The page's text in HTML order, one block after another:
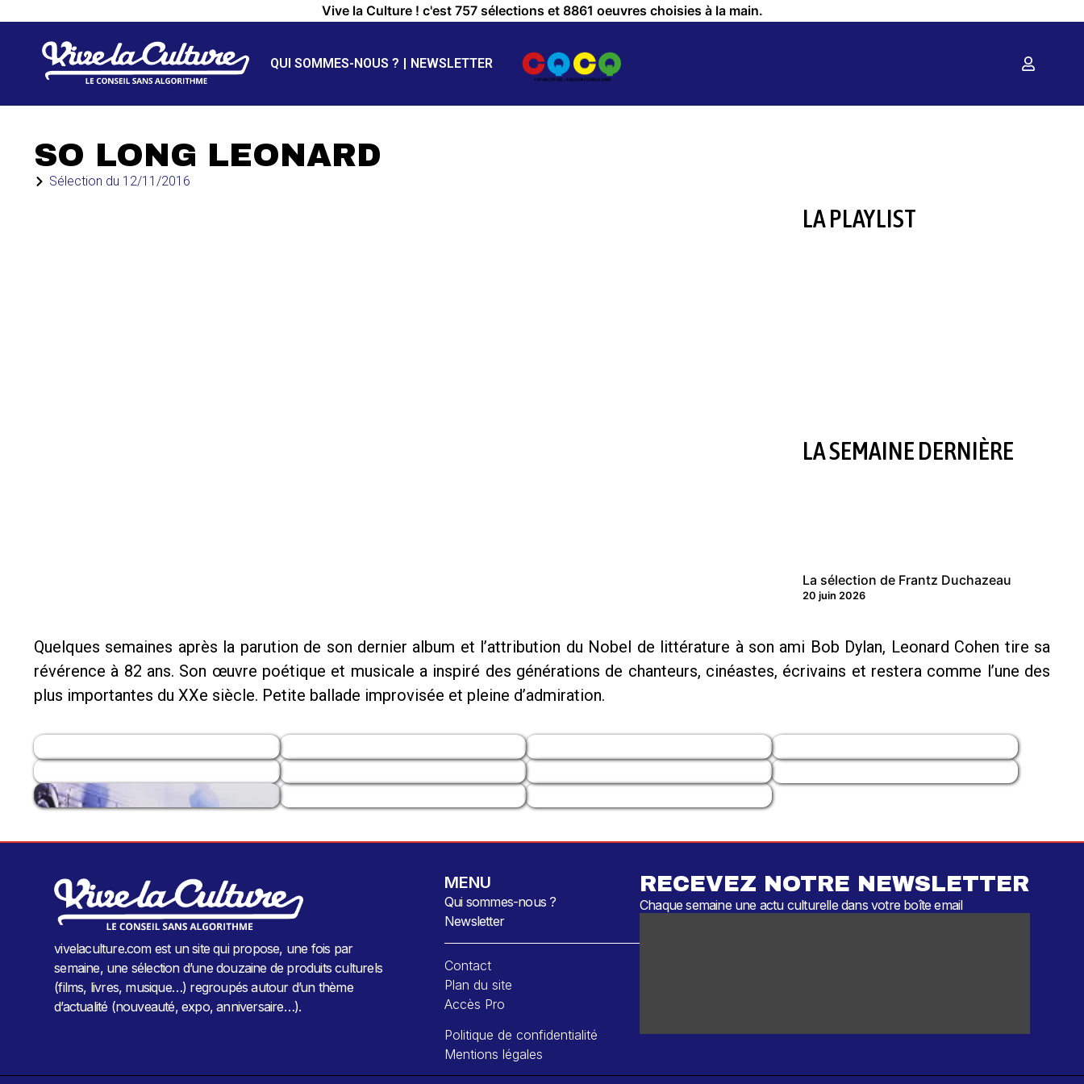
Vive la Culture ! c'est 757 sélections et 8861 oeuvres choisies à la main.
QUI SOMMES-NOUS ? NEWSLETTER
SO LONG LEONARD
Sélection du 12/11/2016
LA PLAYLIST
LA SEMAINE DERNIÈRE
La sélection de Frantz Duchazeau
20 juin 2026
Quelques semaines après la parution de son dernier album et l’attribution du Nobel de littérature à son ami Bob Dylan, Leonard Cohen tire sa
révérence à 82 ans. Son œuvre poétique et musicale a inspiré des générations de chanteurs, cinéastes, écrivains et restera comme l’une des
plus importantes du XXe siècle. Petite ballade improvisée et pleine d’admiration.
vivelaculture.com est un site qui propose, une fois par
semaine, une sélection d’une douzaine de produits culturels
(films, livres, musique…) regroupés autour d’un thème
d’actualité (nouveauté, expo, anniversaire…).
MENU
Qui sommes-nous ?
Newsletter
Contact
Plan du site
Accès Pro
Politique de confidentialité
Mentions légales
RECEVEZ NOTRE NEWSLETTER
Chaque semaine une actu culturelle dans votre boîte email